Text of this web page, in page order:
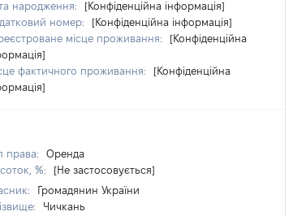
народження:
[Конфіденційна інформація]
номер:
[Конфіденційна інформація]
місце проживання:
[Конфіденційна
фактичного проживання:
[Конфіденційна
права:
Оренда
%:
[Не застосовується]
Громадянин України
Чичкань